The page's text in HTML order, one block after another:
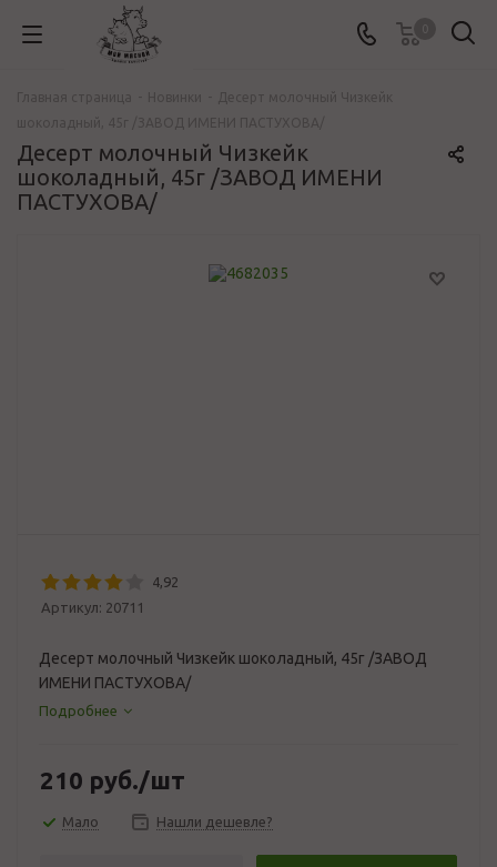
Десерт молочный Чизкейк
шоколадный, 45г /ЗАВОД ИМЕНИ
ПАСТУХОВА/
4,92
Артикул: 20711
Десерт молочный Чизкейк шоколадный, 45г /ЗАВОД
ИМЕНИ ПАСТУХОВА/
Подробнее
210 руб./шт
Мало Нашли дешевле?